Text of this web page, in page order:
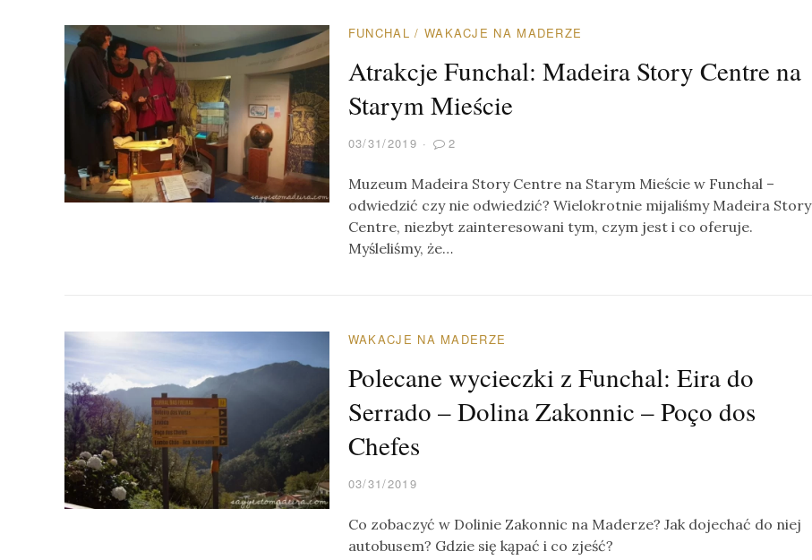
FUNCHAL / WAKACJE NA MADERZE
Atrakcje Funchal: Madeira Story Centre na
Starym Mieście
03/31/2019 2
Muzeum Madeira Story Centre na Starym Mieście w Funchal –
odwiedzić czy nie odwiedzić? Wielokrotnie mijaliśmy Madeira Story
Centre, niezbyt zainteresowani tym, czym jest i co oferuje.
Myśleliśmy, że…
WAKACJE NA MADERZE
Polecane wycieczki z Funchal: Eira do
Serrado – Dolina Zakonnic – Poço dos
Chefes
03/31/2019
Co zobaczyć w Dolinie Zakonnic na Maderze? Jak dojechać do niej
autobusem? Gdzie się kąpać i co zjeść?